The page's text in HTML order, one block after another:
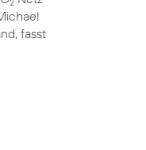
2
fasst